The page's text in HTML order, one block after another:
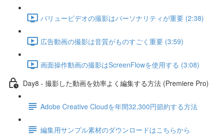
バリュービデオの撮影はパーソナリティが重要 (2:38)
広告動画の撮影は音質がものすごく重要 (3:59)
画面操作動画の撮影はScreenFlowを使用する (3:08)
Day8 - 撮影した動画を効率よく編集する方法 (Premiere Pro)
Adobe Creative Cloudを年間32,300円節約する方法
編集用サンプル素材のダウンロードはこちらから